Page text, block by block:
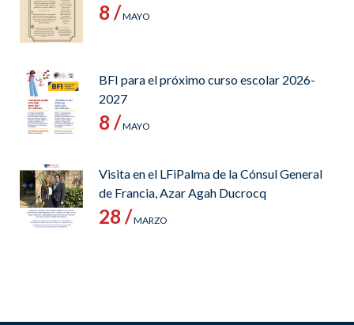
8 /MAYO
BFI para el próximo curso escolar 2026-
2027
8 /MAYO
Visita en el LFiPalma de la Cónsul General
de Francia, Azar Agah Ducrocq
28 /MARZO